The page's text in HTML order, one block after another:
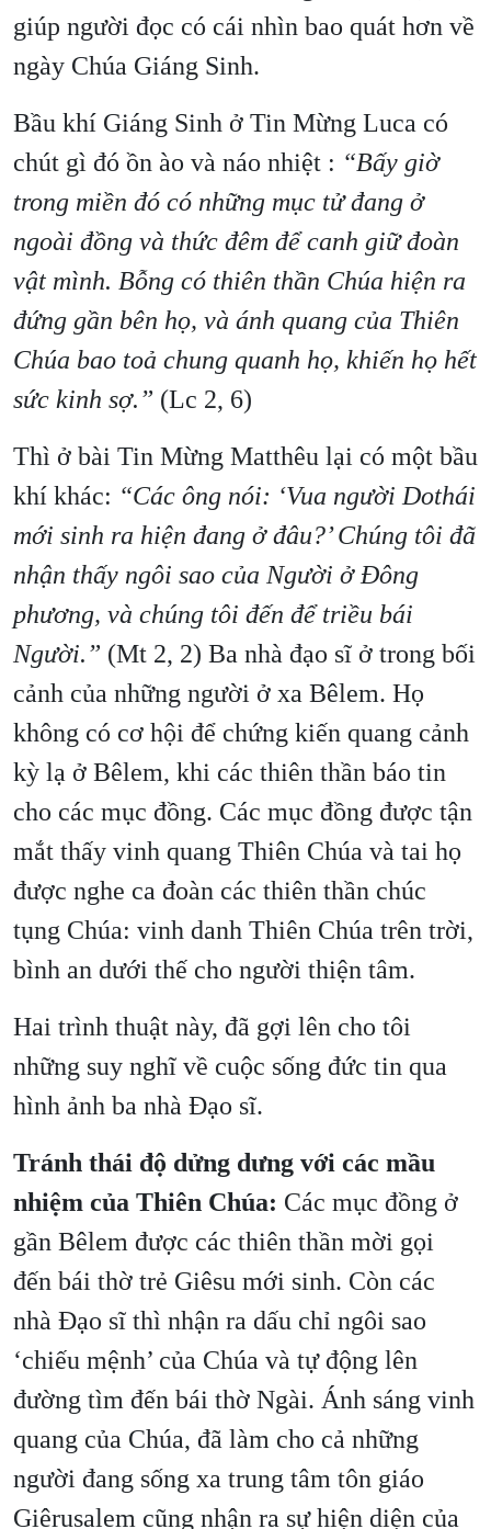
giúp người đọc có cái nhìn bao quát hơn về
ngày Chúa Giáng Sinh.
Bầu khí Giáng Sinh ở Tin Mừng Luca có
chút gì đó ồn ào và náo nhiệt : “Bấy giờ
trong miền đó có những mục tử đang ở
ngoài đồng và thức đêm để canh giữ đoàn
vật mình. Bỗng có thiên thần Chúa hiện ra
đứng gần bên họ, và ánh quang của Thiên
Chúa bao toả chung quanh họ, khiến họ hết
sức kinh sợ.” (Lc 2, 6)
Thì ở bài Tin Mừng Matthêu lại có một bầu
khí khác: “Các ông nói: ‘Vua người Dothái
mới sinh ra hiện đang ở đâu?’ Chúng tôi đã
nhận thấy ngôi sao của Người ở Ðông
phương, và chúng tôi đến để triều bái
Người.” (Mt 2, 2) Ba nhà đạo sĩ ở trong bối
cảnh của những người ở xa Bêlem. Họ
không có cơ hội để chứng kiến quang cảnh
kỳ lạ ở Bêlem, khi các thiên thần báo tin
cho các mục đồng. Các mục đồng được tận
mắt thấy vinh quang Thiên Chúa và tai họ
được nghe ca đoàn các thiên thần chúc
tụng Chúa: vinh danh Thiên Chúa trên trời,
bình an dưới thế cho người thiện tâm.
Hai trình thuật này, đã gợi lên cho tôi
những suy nghĩ về cuộc sống đức tin qua
hình ảnh ba nhà Đạo sĩ.
Tránh thái độ dửng dưng với các mầu
nhiệm của Thiên Chúa: Các mục đồng ở
gần Bêlem được các thiên thần mời gọi
đến bái thờ trẻ Giêsu mới sinh. Còn các
nhà Đạo sĩ thì nhận ra dấu chỉ ngôi sao
‘chiếu mệnh’ của Chúa và tự động lên
đường tìm đến bái thờ Ngài. Ánh sáng vinh
quang của Chúa, đã làm cho cả những
người đang sống xa trung tâm tôn giáo
Giêrusalem cũng nhận ra sự hiện diện của